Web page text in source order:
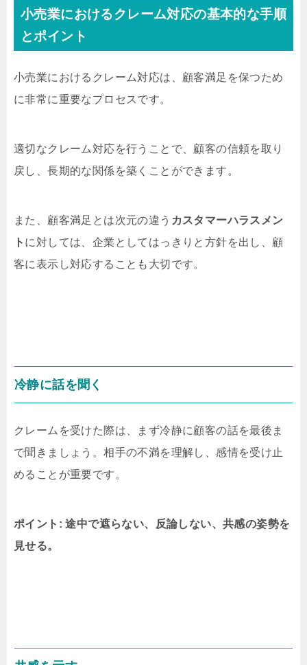
小売業におけるクレーム対応の基本的な手順
とポイント
小売業におけるクレーム対応は、顧客満足を保つため
に非常に重要なプロセスです。
適切なクレーム対応を行うことで、顧客の信頼を取り
戻し、長期的な関係を築くことができます。
また、顧客満足とは次元の違う カスタマーハラスメン
ト に対しては、企業としてはっきりと方針を出し、顧
客に表示し対応することも大切です。
冷静に話を聞く
クレームを受けた際は、まず冷静に顧客の話を最後ま
で聞きましょう。相手の不満を理解し、感情を受け止
めることが重要です。
ポイント: 途中で遮らない、反論しない、共感の姿勢を
見せる。